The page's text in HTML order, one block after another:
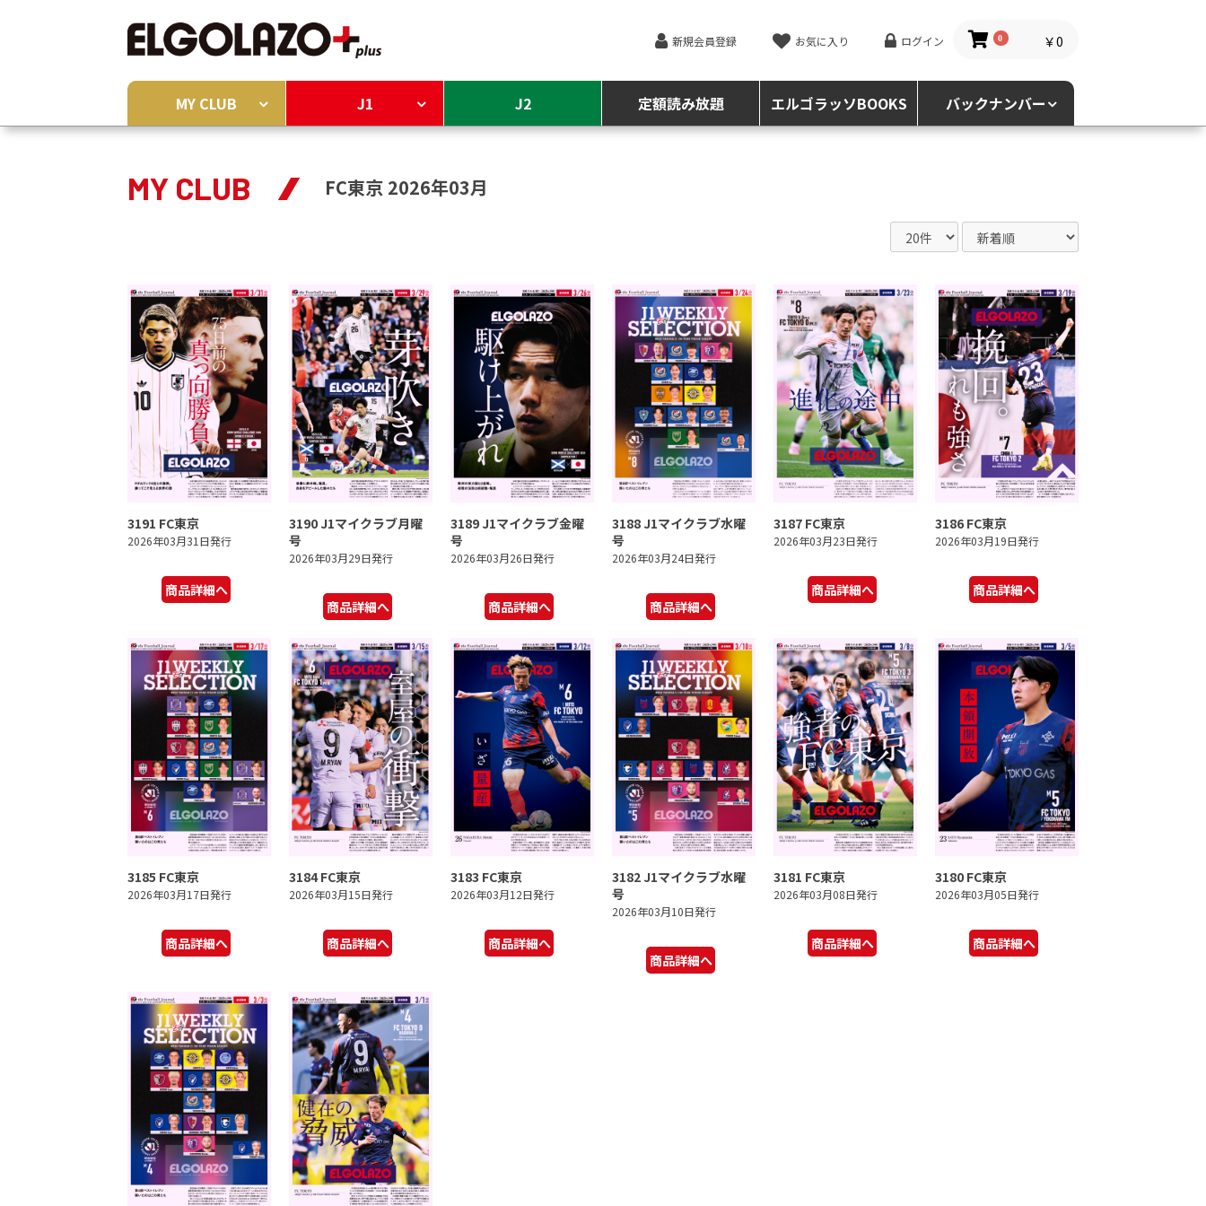
新規会員登録 お気に入り ログイン 0 ￥0
MY CLUB J1 J2 定額読み放題 エルゴラッソBOOKS バックナンバー
MY CLUB FC東京 2026年03月
3191 FC東京
2026年03月31日発行
商品詳細へ
3190 J1マイクラブ月曜
号
2026年03月29日発行
商品詳細へ
3189 J1マイクラブ金曜
号
2026年03月26日発行
商品詳細へ
3188 J1マイクラブ水曜
号
2026年03月24日発行
商品詳細へ
3187 FC東京
2026年03月23日発行
商品詳細へ
3186 FC東京
2026年03月19日発行
商品詳細へ
3185 FC東京
2026年03月17日発行
商品詳細へ
3184 FC東京
2026年03月15日発行
商品詳細へ
3183 FC東京
2026年03月12日発行
商品詳細へ
3182 J1マイクラブ水曜
号
2026年03月10日発行
商品詳細へ
3181 FC東京
2026年03月08日発行
商品詳細へ
3180 FC東京
2026年03月05日発行
商品詳細へ